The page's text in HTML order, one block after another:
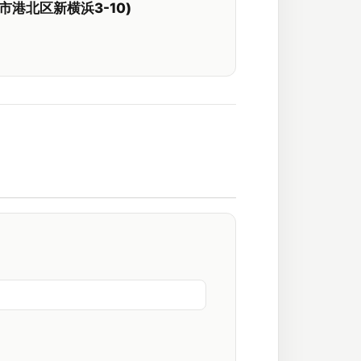
港北区新横浜3-10)